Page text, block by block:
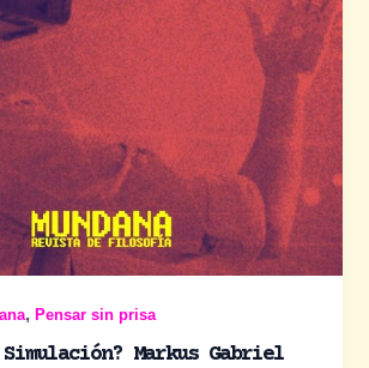
,Pensar sin prisa
Markus Gabriel